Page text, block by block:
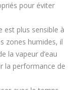
pour éviter
est plus sensible à
zones humides, il
la vapeur d’eau
la performance de